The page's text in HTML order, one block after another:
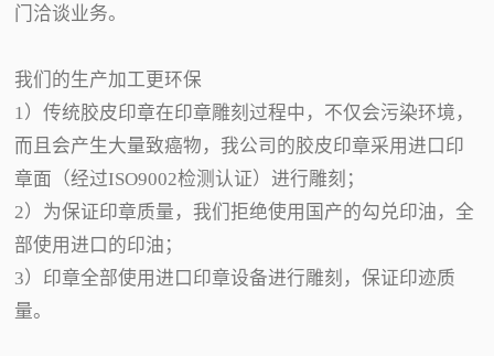
门洽谈业务。
我们的生产加工更环保
1）传统胶皮印章在印章雕刻过程中，不仅会污染环境，
而且会产生大量致癌物，我公司的胶皮印章采用进口印
章面（经过ISO9002检测认证）进行雕刻；
2）为保证印章质量，我们拒绝使用国产的勾兑印油，全
部使用进口的印油；
3）印章全部使用进口印章设备进行雕刻，保证印迹质
量。